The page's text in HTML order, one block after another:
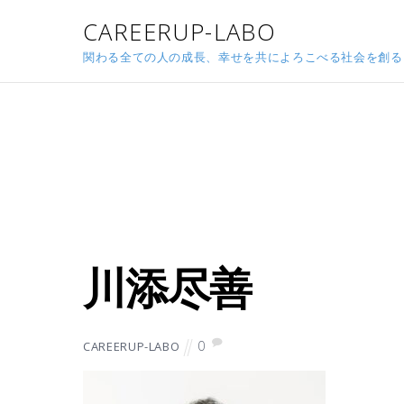
CAREERUP-LABO
関わる全ての人の成長、幸せを共によろこべる社会を創る
川添尽善
CAREERUP-LABO 0